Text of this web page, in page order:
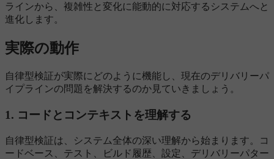
ラインから、複雑性と変化に能動的に対応するシステムへと
進化します。
実際の動作
自律型検証が実際にどのように機能し、現在のデリバリーパ
イプラインの問題を解決するのか見ていきましょう。
1. コードとコンテキストを理解する
自律型検証は、システム全体の深い理解から始まります。コ
ードベース、テスト、ビルド履歴、設定、デリバリーパター